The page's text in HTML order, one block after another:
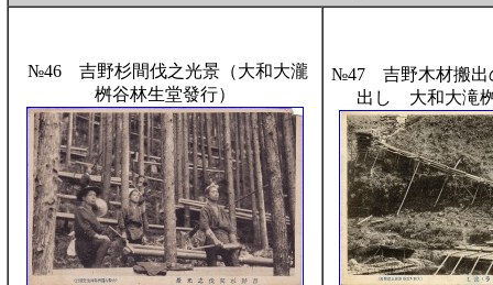
№46 吉野杉間伐之光景（大和大瀧
桝谷林生堂發行）
№47 吉野木材搬出
出し 大和大滝